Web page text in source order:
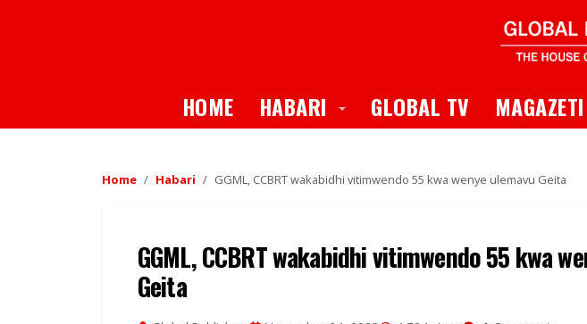
HOME HABARI Toggle Dropdown
GLOBAL TV MAGAZETI
Home Habari GGML, CCBRT wakabidhi vitimwendo 55 kwa wenye ulemavu Geita
GGML, CCBRT wakabidhi vitimwendo 55 kwa
Geita